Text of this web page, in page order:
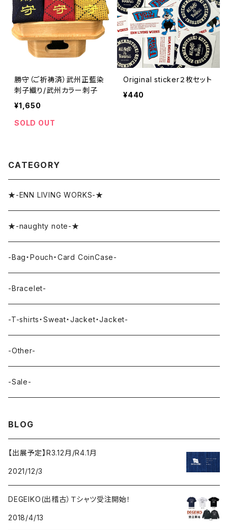
勝守（ご祈祷済）武州正藍染
刺子織り/武州カラー刺子
¥1,650
SOLD OUT
Original sticker２枚セット
¥440
CATEGORY
★-ENN LIVING WORKS-★
★-naughty note-★
-Bag・Pouch・Card CoinCase-
-Bracelet-
-T-shirts・Sweat・Jacket・Jacket-
-Other-
-Sale-
BLOG
【出展予定】R3.12月/R4.1月
2021/12/3
DEGEIKO(出稽古）Ｔシャツ受注開始！
2018/4/13